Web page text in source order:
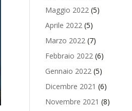
Maggio 2022(5)
Aprile 2022(5)
Marzo 2022(7)
Febbraio 2022(6)
Gennaio 2022(5)
Dicembre 2021 (6)
Novembre 2021 (8)